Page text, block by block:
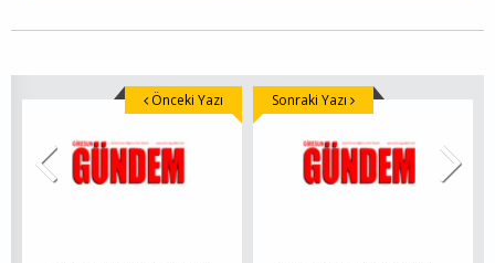
Önceki Yazı Sonraki Yazı